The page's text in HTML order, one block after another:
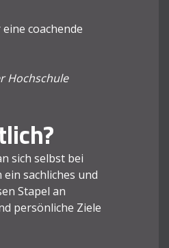
coachende
Hochschule
sich selbst bei
sachliches und
Stapel an
persönliche Ziele